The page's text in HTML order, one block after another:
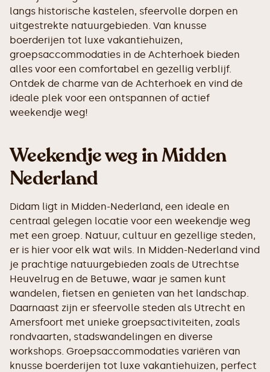
langs historische kastelen, sfeervolle dorpen en
uitgestrekte natuurgebieden. Van knusse
boerderijen tot luxe vakantiehuizen,
groepsaccommodaties in de Achterhoek bieden
alles voor een comfortabel en gezellig verblijf.
Ontdek de charme van de Achterhoek en vind de
ideale plek voor een ontspannen of actief
weekendje weg!
Weekendje weg in Midden
Nederland
Didam ligt in Midden-Nederland, een ideale en
centraal gelegen locatie voor een weekendje weg
met een groep. Natuur, cultuur en gezellige steden,
er is hier voor elk wat wils. In Midden-Nederland vind
je prachtige natuurgebieden zoals de Utrechtse
Heuvelrug en de Betuwe, waar je samen kunt
wandelen, fietsen en genieten van het landschap.
Daarnaast zijn er sfeervolle steden als Utrecht en
Amersfoort met unieke groepsactiviteiten, zoals
rondvaarten, stadswandelingen en diverse
workshops. Groepsaccommodaties variëren van
knusse boerderijen tot luxe vakantiehuizen, perfect